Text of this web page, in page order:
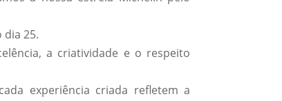
dia 25.
a criatividade e o respeito
experiência criada refletem a